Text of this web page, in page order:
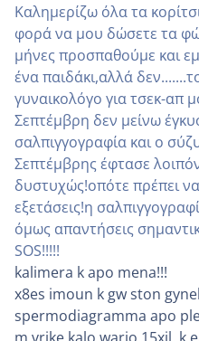
Καλημερίζω όλα τα
φορά να μου δώσετε τα
μήνες προσπαθούμε και
ένα παιδάκι,αλλά
γυναικολόγο για τσεκ-απ
Σεπτέμβρη δεν μείνω
σαλπιγγογραφία και ο
Σεπτέμβρης έφτασε
δυστυχώς!οπότε πρέπει
εξετάσεις!η
όμως απαντήσεις
SOS!!!!!
kalimera k apo mena!!!
x8es imoun k gw ston
spermodiagramma apo